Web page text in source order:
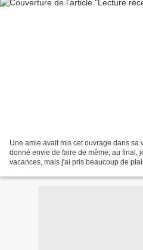
Une amie avait mis cet ouvrage dans sa
donné envie de faire de même, au final,
vacances, mais j'ai pris beaucoup de